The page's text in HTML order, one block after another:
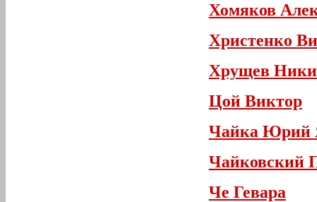
Хомяков
Христенко
Хрущев
Цой Виктор
Чайка Юрий
Чайковский
Че Гевара